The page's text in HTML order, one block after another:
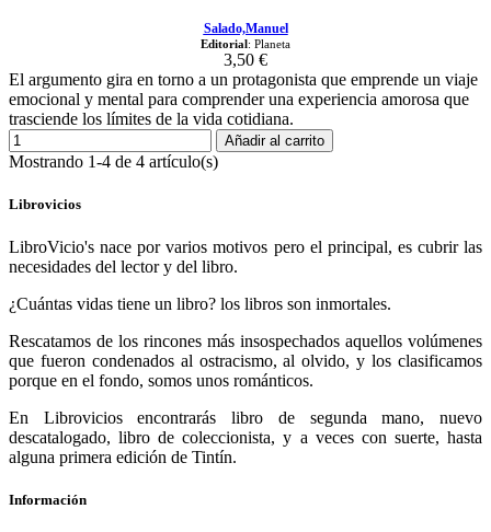
Salado,Manuel
Editorial: Planeta
3,50 €
El argumento gira en torno a un protagonista que emprende un viaje
emocional y mental para comprender una experiencia amorosa que
trasciende los límites de la vida cotidiana.
Añadir al carrito
Mostrando 1-4 de 4 artículo(s)
Librovicios
LibroVicio's nace por varios motivos pero el principal, es cubrir las
necesidades del lector y del libro.
¿Cuántas vidas tiene un libro? los libros son inmortales.
Rescatamos de los rincones más insospechados aquellos volúmenes
que fueron condenados al ostracismo, al olvido, y los clasificamos
porque en el fondo, somos unos románticos.
En Librovicios encontrarás libro de segunda mano, nuevo
descatalogado, libro de coleccionista, y a veces con suerte, hasta
alguna primera edición de Tintín.
Información